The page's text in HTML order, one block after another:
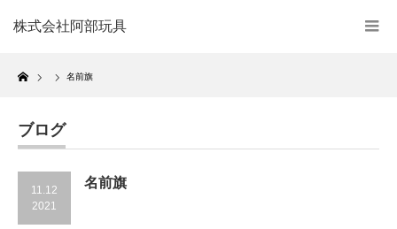
株式会社阿部玩具
Home
名前旗
ブログ
11.12
2021
名前旗